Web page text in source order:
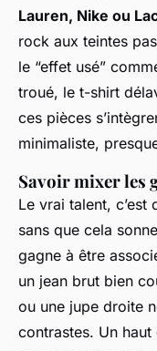
Lauren, Nike ou
rock aux teintes
le “effet usé”
troué, le t-shirt
ces pièces
minimaliste,
Savoir mixer les
Le vrai talent, c’est
sans que cela
gagne à être
un jean brut bien
ou une jupe droite
contrastes. Un